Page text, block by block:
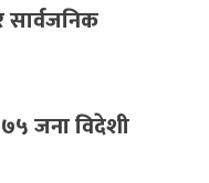
सार्वजनिक
जना विदेशी